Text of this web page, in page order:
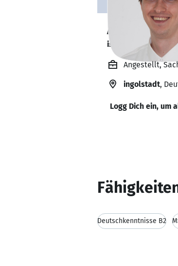
Anton
ist offen für
Angestellt,
ingolstadt,
Logg Dich ein, um
Deutschkenntnisse B2